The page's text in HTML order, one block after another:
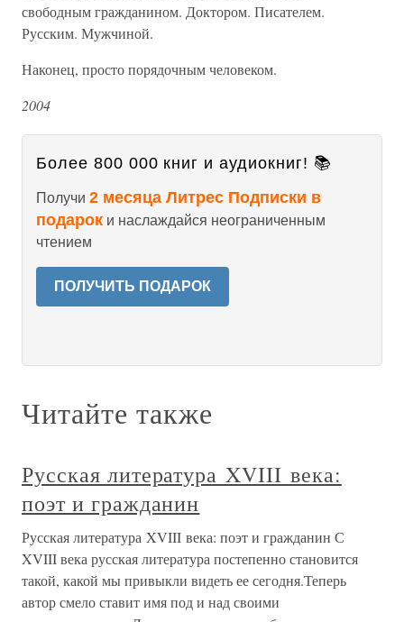
свободным гражданином. Доктором. Писателем.
Русским. Мужчиной.
Наконец, просто порядочным человеком.
2004
Более 800 000 книг и аудиокниг! 📚
Получи 2 месяца Литрес Подписки в
подарок и наслаждайся неограниченным
чтением
ПОЛУЧИТЬ ПОДАРОК
Читайте также
Русская литература XVIII века:
поэт и гражданин
Русская литература XVIII века: поэт и гражданин С
XVIII века русская литература постепенно становится
такой, какой мы привыкли видеть ее сегодня.Теперь
автор смело ставит имя под и над своими